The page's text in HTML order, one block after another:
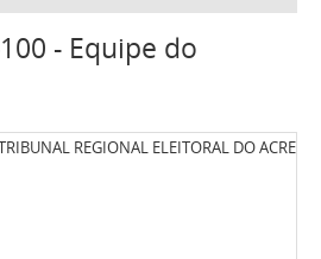
- Equipe do
REGIONAL ELEITORAL DO ACRE